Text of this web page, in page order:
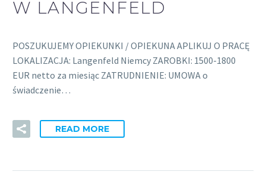
W LANGENFELD
POSZUKUJEMY OPIEKUNKI / OPIEKUNA APLIKUJ O PRACĘ
LOKALIZACJA: Langenfeld Niemcy ZAROBKI: 1500-1800
EUR netto za miesiąc ZATRUDNIENIE: UMOWA o
świadczenie…
READ MORE